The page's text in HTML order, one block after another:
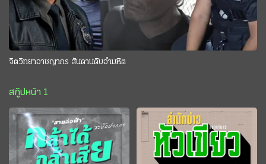
จิตวิทยาอาชญากร สันดานดิบอำมหิต
สกู๊ปหน้า 1